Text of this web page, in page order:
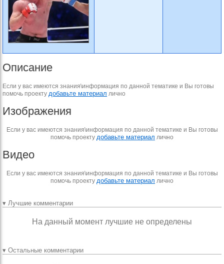
Описание
Если у вас имеются знания\информация по данной тематике и Вы готовы
помочь проекту добавьте материал лично
Изображения
Если у вас имеются знания\информация по данной тематике и Вы готовы
помочь проекту добавьте материал лично
Видео
Если у вас имеются знания\информация по данной тематике и Вы готовы
помочь проекту добавьте материал лично
▾ Лучшие комментарии
На данный момент лучшие не определены
▾ Остальные комментарии